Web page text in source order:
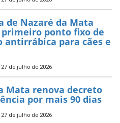
de Nazaré da Mata
ponto fixo de
antirrábica para cães e
de julho de 2026
Mata renova decreto
por mais 90 dias
de julho de 2026